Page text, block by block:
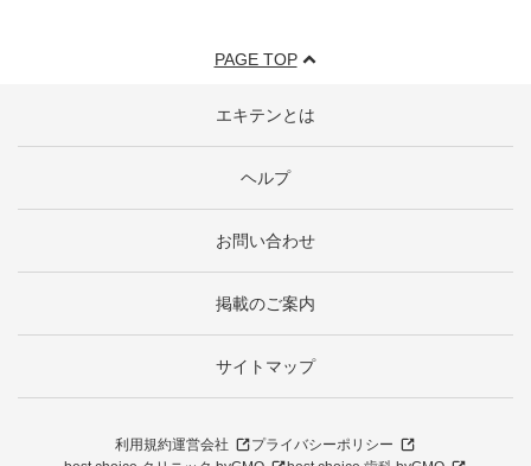
PAGE TOP
エキテンとは
ヘルプ
お問い合わせ
掲載のご案内
サイトマップ
利用規約運営会社
プライバシーポリシー